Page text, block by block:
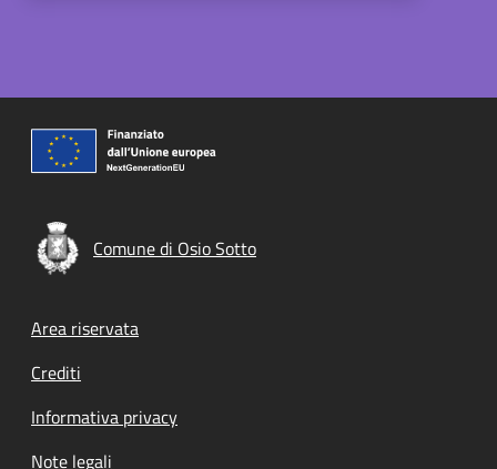
Comune di Osio Sotto
Footer menu
Area riservata
Crediti
Informativa privacy
Note legali